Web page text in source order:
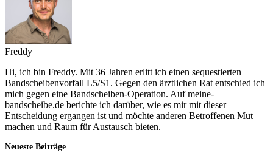
Freddy
Hi, ich bin Freddy. Mit 36 Jahren erlitt ich einen sequestierten
Bandscheibenvorfall L5/S1. Gegen den ärztlichen Rat entschied ich
mich gegen eine Bandscheiben-Operation. Auf meine-
bandscheibe.de berichte ich darüber, wie es mir mit dieser
Entscheidung ergangen ist und möchte anderen Betroffenen Mut
machen und Raum für Austausch bieten.
Neueste Beiträge